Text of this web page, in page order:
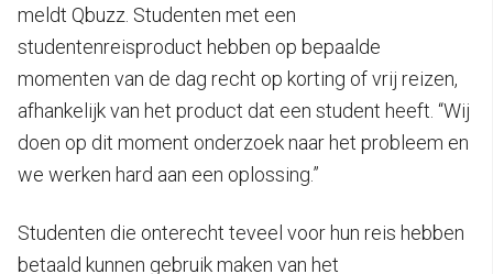
meldt Qbuzz. Studenten met een
studentenreisproduct hebben op bepaalde
momenten van de dag recht op korting of vrij reizen,
afhankelijk van het product dat een student heeft. “Wij
doen op dit moment onderzoek naar het probleem en
we werken hard aan een oplossing.”
Studenten die onterecht teveel voor hun reis hebben
betaald kunnen gebruik maken van het